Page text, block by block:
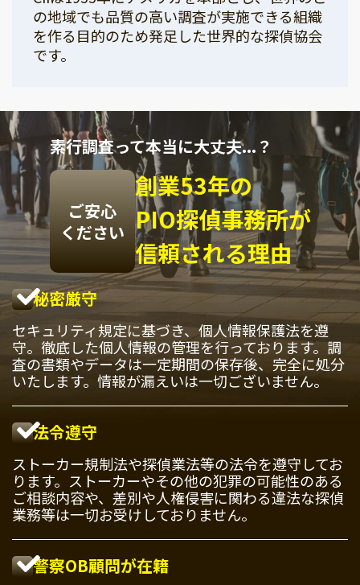
の地域でも品質の高い調査が実施できる組織
を作る目的のため発足した世界的な探偵協会
です。
素行調査って本当に大丈夫...？
ご安心
ください
創業53年の
PIO探偵事務所が
信頼される理由
秘密厳守
セキュリティ規定に基づき、個人情報保護法を遵
守。徹底した個人情報の管理を行っております。調
査の書類やデータは一定期間の保存後、完全に処分
いたします。情報が漏えいは一切ございません。
法令遵守
ストーカー規制法や探偵業法等の法令を遵守してお
ります。ストーカーやその他の犯罪の可能性のある
ご相談内容や、差別や人権侵害に関わる違法な探偵
業務等は一切お受けしておりません。
警察OB顧問が在籍